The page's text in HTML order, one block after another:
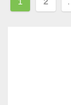
稿